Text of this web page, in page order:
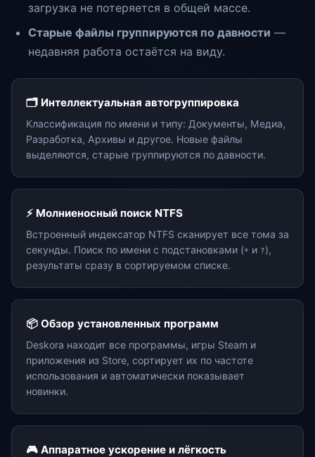
загрузка не потеряется в общей массе.
Старые файлы группируются по давности —
недавняя работа остаётся на виду.
🗂️ Интеллектуальная автогруппировка
Классификация по имени и типу: Документы, Медиа,
Разработка, Архивы и другое. Новые файлы
выделяются, старые группируются по давности.
⚡ Молниеносный поиск NTFS
Встроенный индексатор NTFS сканирует все тома за
секунды. Поиск по имени с подстановками (* и ?),
результаты сразу в сортируемом списке.
📦 Обзор установленных программ
Deskora находит все программы, игры Steam и
приложения из Store, сортирует их по частоте
использования и автоматически показывает
новинки.
🎮 Аппаратное ускорение и лёгкость